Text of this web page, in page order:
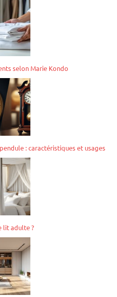
selon Marie Kondo
: caractéristiques et usages
lit adulte ?